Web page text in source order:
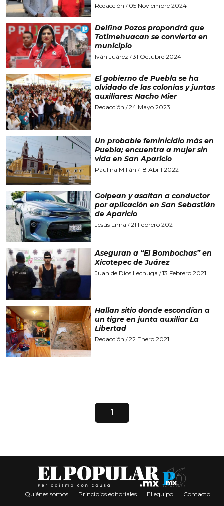
Redacción / 05 Noviembre 2024
Delfina Pozos propondrá que
Totimehuacan se convierta en
municipio
Iván Juárez /31 Octubre 2024
El gobierno de Puebla se ha
olvidado de las colonias y juntas
auxiliares: Nacho Mier
Redacción /24 Mayo 2023
Un probable feminicidio más en
Puebla; encuentra a mujer sin
vida en San Aparicio
Paulina Millán /18 Abril 2022
Golpean y asaltan a conductor
por aplicación en San Sebastián
de Aparicio
Jesús Lima /21 Febrero 2021
Aseguran a “El Bombochas” en
Xicotepec de Juárez
Juan de Dios Lechuga /13 Febrero 2021
Hallan sitio donde escondían a
un tigre en junta auxiliar La
Libertad
Redacción /22 Enero 2021
1
Quiénes somos Principios editoriales El equipo
Contacto